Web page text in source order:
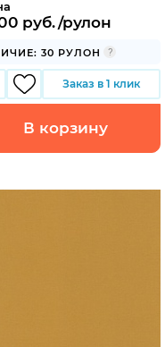
руб./рулон
30 РУЛОН
Заказ в 1 клик
В корзину